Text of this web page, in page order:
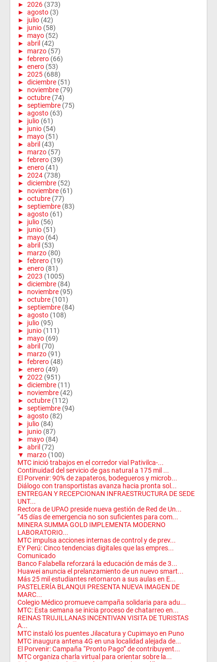
► 2026 (373)
► agosto (3)
► julio (42)
► junio (58)
► mayo (52)
► abril (42)
► marzo (57)
► febrero (66)
► enero (53)
► 2025 (688)
► diciembre (51)
► noviembre (79)
► octubre (74)
► septiembre (75)
► agosto (63)
► julio (61)
► junio (54)
► mayo (51)
► abril (43)
► marzo (57)
► febrero (39)
► enero (41)
► 2024 (738)
► diciembre (52)
► noviembre (61)
► octubre (77)
► septiembre (83)
► agosto (61)
► julio (56)
► junio (51)
► mayo (64)
► abril (53)
► marzo (80)
► febrero (19)
► enero (81)
► 2023 (1005)
► diciembre (84)
► noviembre (95)
► octubre (101)
► septiembre (84)
► agosto (108)
► julio (95)
► junio (111)
► mayo (69)
► abril (70)
► marzo (91)
► febrero (48)
► enero (49)
▼ 2022 (951)
► diciembre (11)
► noviembre (42)
► octubre (112)
► septiembre (94)
► agosto (82)
► julio (84)
► junio (87)
► mayo (84)
► abril (72)
▼
marzo (100)
MTC inició trabajos en el corredor vial Pativilca-...
Continuidad del servicio de gas natural a 175 mil ...
El Porvenir: 90% de zapateros, bodegueros y microb...
Diálogo con transportistas avanza hacia pronta sol...
ENTREGAN Y RECEPCIONAN INFRAESTRUCTURA DE SEDE
UNT...
Rectora de UPAO preside nueva gestión de Red de Un...
“45 días de emergencia no son suficientes para com...
MINERA SUMMA GOLD IMPLEMENTA MODERNO
LABORATORIO...
MTC impulsa acciones internas de control y de prev...
EY Perú: Cinco tendencias digitales que las empres...
Comunicado
Banco Falabella reforzará la educación de más de 3...
Huawei anuncia el prelanzamiento de un nuevo smart...
Más 25 mil estudiantes retornaron a sus aulas en E...
PASTELERÍA BLANQUI PRESENTA NUEVA IMAGEN DE
MARC...
Colegio Médico promueve campaña solidaria para adu...
MTC: Esta semana se inicia proceso de chatarreo en...
REINAS TRUJILLANAS INCENTIVAN VISITA DE TURISTAS
A...
MTC instaló los puentes Jilacatura y Cupimayo en Puno
MTC inaugura antena 4G en una localidad alejada de...
El Porvenir: Campaña “Pronto Pago” de contribuyent...
MTC organiza charla virtual para orientar sobre la...